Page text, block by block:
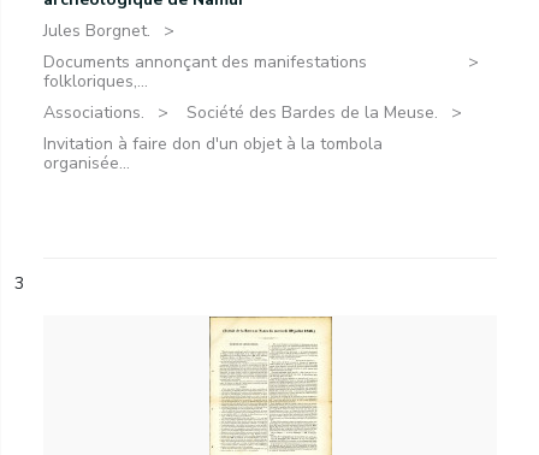
Jules Borgnet.
Documents annonçant des manifestations
folkloriques,...
Associations.
Société des Bardes de la Meuse.
Invitation à faire don d'un objet à la tombola
organisée...
3